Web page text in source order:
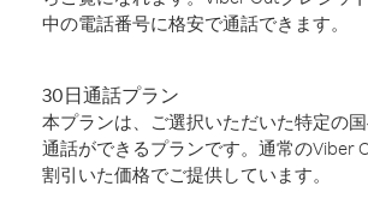
中の電話番号に格安で通話できます。
30日通話プラン
本プランは、ご選択いただいた特定の
通話ができるプランです。通常のViber
割引いた価格でご提供しています。